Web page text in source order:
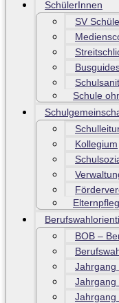
SchülerInnen
SV
Schule
Kollegium
BOB –
Jahrgang
Jahrgang
Jahrgang